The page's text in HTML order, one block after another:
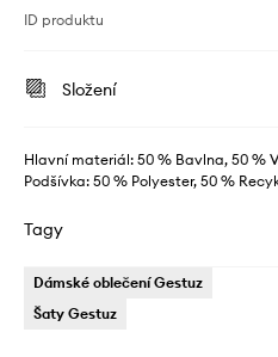
ID produktu
Složení
Hlavní materiál: 50 % Bavlna, 50 %
Podšívka: 50 % Polyester, 50 %
Tagy
Dámské oblečení Gestuz
Šaty Gestuz